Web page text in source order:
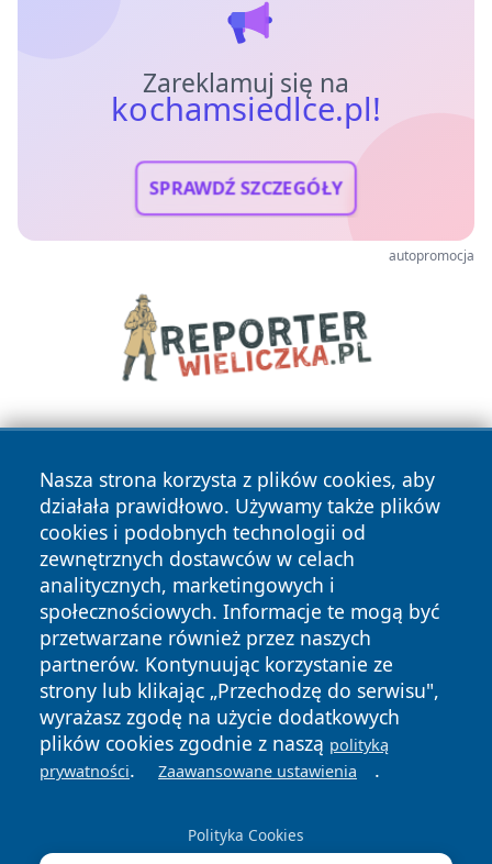
Zareklamuj się na
kochamsiedlce.pl!
SPRAWDŹ SZCZEGÓŁY
autopromocja
Nasza strona korzysta z plików cookies, aby
działała prawidłowo. Używamy także plików
cookies i podobnych technologii od
zewnętrznych dostawców w celach
analitycznych, marketingowych i
społecznościowych. Informacje te mogą być
przetwarzane również przez naszych
partnerów. Kontynuując korzystanie ze
strony lub klikając „Przechodzę do serwisu",
wyrażasz zgodę na użycie dodatkowych
plików cookies zgodnie z naszą polityką
prywatności. Zaawansowane ustawienia .
Polityka Cookies
Copyright © 2026 kochamsiedlce.pl Wszystkie prawa
zastrzeżone.
News Autorzy
Polityka
Prywatności
Polityka
Cookies